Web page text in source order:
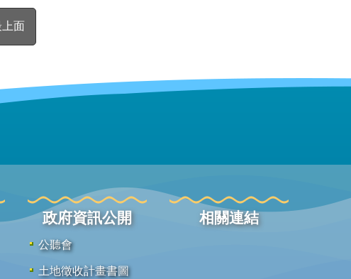
上面
政府資訊公開
公聽會
土地徵收計畫書圖
相關連結